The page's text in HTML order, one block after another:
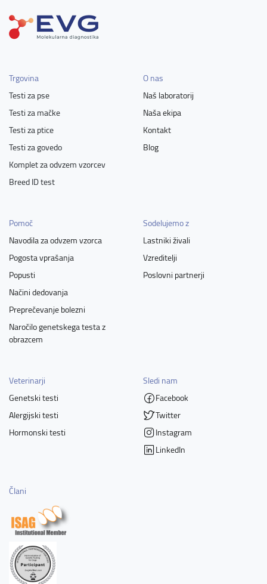
Trgovina
Testi za pse
Testi za mačke
Testi za ptice
Testi za govedo
Komplet za odvzem vzorcev
Breed ID test
O nas
Naš laboratorij
Naša ekipa
Kontakt
Blog
Pomoč
Navodila za odvzem vzorca
Pogosta vprašanja
Popusti
Načini dedovanja
Preprečevanje bolezni
Naročilo genetskega testa z
obrazcem
Sodelujemo z
Lastniki živali
Vzreditelji
Poslovni partnerji
Veterinarji
Genetski testi
Alergijski testi
Hormonski testi
Sledi nam
Facebook
Twitter
Instagram
LinkedIn
Člani